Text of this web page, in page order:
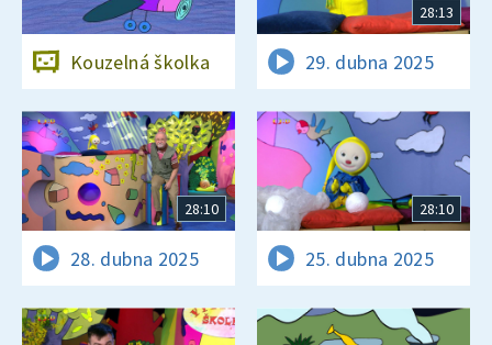
Kouzelná školka
28:13
29. dubna 2025
28:10
28. dubna 2025
28:10
25. dubna 2025